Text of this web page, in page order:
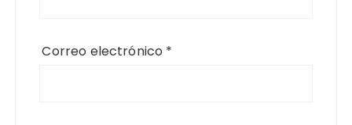
Correo electrónico *